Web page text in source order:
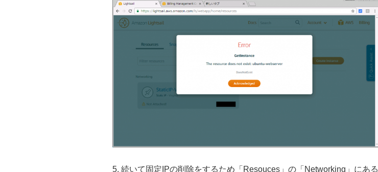
5. 続いて固定IPの削除をするため「Resouces」の「Networking」にある